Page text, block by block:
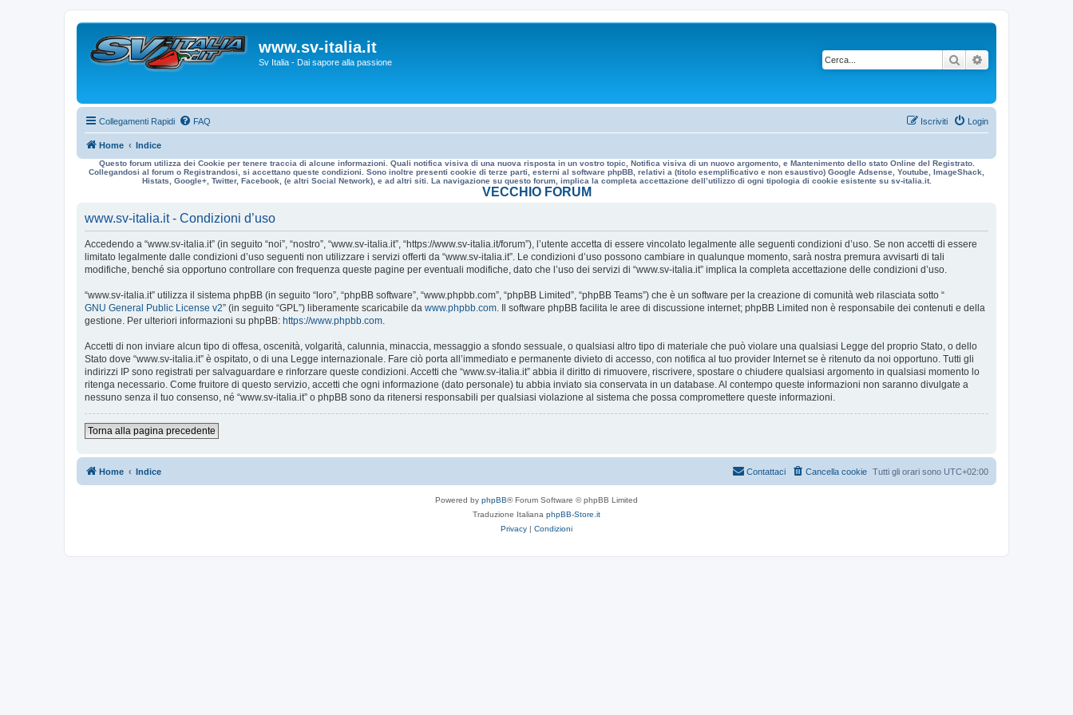
www.sv-italia.it
Sv Italia - Dai sapore alla passione Cerca
Collegamenti Rapidi FAQ Login
Iscriviti
Home Indice
Questo forum utilizza dei Cookie per tenere traccia di alcune informazioni. Quali notifica visiva di una nuova risposta in un vostro topic, Notifica visiva di un nuovo argomento, e Mantenimento dello stato Online del Registrato.
Collegandosi al forum o Registrandosi, si accettano queste condizioni. Sono inoltre presenti cookie di terze parti, esterni al software phpBB, relativi a (titolo esemplificativo e non esaustivo) Google Adsense, Youtube, ImageShack,
Histats, Google+, Twitter, Facebook, (e altri Social Network), e ad altri siti. La navigazione su questo forum, implica la completa accettazione dell’utilizzo di ogni tipologia di cookie esistente su sv-italia.it.
VECCHIO FORUM
www.sv-italia.it - Condizioni d’uso
Accedendo a “www.sv-italia.it” (in seguito “noi”, “nostro”, “www.sv-italia.it”, “https://www.sv-italia.it/forum”), l’utente accetta di essere vincolato legalmente alle seguenti condizioni d’uso. Se non accetti di essere
limitato legalmente dalle condizioni d’uso seguenti non utilizzare i servizi offerti da “www.sv-italia.it”. Le condizioni d’uso possono cambiare in qualunque momento, sarà nostra premura avvisarti di tali
modifiche, benché sia opportuno controllare con frequenza queste pagine per eventuali modifiche, dato che l’uso dei servizi di “www.sv-italia.it” implica la completa accettazione delle condizioni d’uso.
“www.sv-italia.it” utilizza il sistema phpBB (in seguito “loro”, “phpBB software”, “www.phpbb.com”, “phpBB Limited”, “phpBB Teams”) che è un software per la creazione di comunità web rilasciata sotto “
GNU General Public License v2” (in seguito “GPL”) liberamente scaricabile da www.phpbb.com. Il software phpBB facilita le aree di discussione internet; phpBB Limited non è responsabile dei contenuti e della
gestione. Per ulteriori informazioni su phpBB: https://www.phpbb.com.
Accetti di non inviare alcun tipo di offesa, oscenità, volgarità, calunnia, minaccia, messaggio a sfondo sessuale, o qualsiasi altro tipo di materiale che può violare una qualsiasi Legge del proprio Stato, o dello
Stato dove “www.sv-italia.it” è ospitato, o di una Legge internazionale. Fare ciò porta all’immediato e permanente divieto di accesso, con notifica al tuo provider Internet se è ritenuto da noi opportuno. Tutti gli
indirizzi IP sono registrati per salvaguardare e rinforzare queste condizioni. Accetti che “www.sv-italia.it” abbia il diritto di rimuovere, riscrivere, spostare o chiudere qualsiasi argomento in qualsiasi momento lo
ritenga necessario. Come fruitore di questo servizio, accetti che ogni informazione (dato personale) tu abbia inviato sia conservata in un database. Al contempo queste informazioni non saranno divulgate a
nessuno senza il tuo consenso, né “www.sv-italia.it” o phpBB sono da ritenersi responsabili per qualsiasi violazione al sistema che possa compromettere queste informazioni.
Torna alla pagina precedente
Home Indice Tutti gli orari sono UTC+02:00
Cancella cookie
Contattaci
Powered by phpBB® Forum Software © phpBB Limited
Traduzione Italiana phpBB-Store.it
Privacy | Condizioni